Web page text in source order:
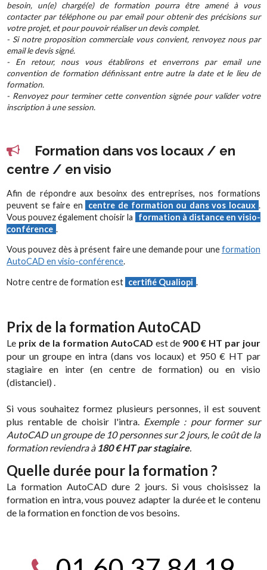
besoin, un(e) chargé(e) de formation pourra être amené à vous
contacter par téléphone ou par email pour obtenir des précisions sur
votre projet, et pour pouvoir réaliser un devis complet.
- Si notre proposition commerciale vous convient, renvoyez nous par
email le devis signé.
- En retour, nous vous établirons et enverrons par email une
convention de formation définissant entre autre la date et le lieu de
formation.
- Renvoyez pour terminer cette convention signée pour valider votre
inscription à une session.
Formation dans vos locaux / en
centre / en visio
Afin de répondre aux besoinx des entreprises, nos formations
peuvent se faire en
centre de formation ou dans vos locaux .
Vous pouvez également choisir la
formation à distance en visio-
conférence .
Vous pouvez dès à présent faire une demande pour uneformation
AutoCAD en visio-conférence.
Notre centre de formation est certifié Qualiopi .
Prix de la formation AutoCAD
Le prix de la formation AutoCAD est de 900 € HT par jour
pour un groupe en intra (dans vos locaux) et 950 € HT par
stagiaire en inter (en centre de formation) ou en visio
(distanciel) .
Si vous souhaitez formez plusieurs personnes, il est souvent
plus rentable de choisir l'intra. Exemple : pour former sur
AutoCAD un groupe de 10 personnes sur 2 jours, le coût de la
formation reviendra à 180 € HT par stagiaire.
Quelle durée pour la formation ?
La formation AutoCAD dure 2 jours. Si vous choisissez la
formation en intra, vous pouvez adapter la durée et le contenu
de la formation en fonction de vos besoins.